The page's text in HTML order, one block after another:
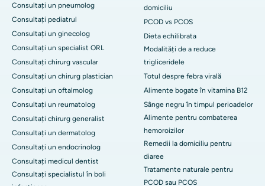
Consultați un pneumolog
Consultați pediatrul
Consultați un ginecolog
Consultați un specialist ORL
Consultați chirurg vascular
Consultați un chirurg plastician
Consultați un oftalmolog
Consultați un reumatolog
Consultați chirurg generalist
Consultați un dermatolog
Consultați un endocrinolog
Consultați medicul dentist
Consultați specialistul în boli
domiciliu
PCOD vs PCOS
Dieta echilibrata
Modalități de a reduce
trigliceridele
Totul despre febra virală
Alimente bogate în vitamina B12
Sânge negru în timpul perioadelor
Alimente pentru combaterea
hemoroizilor
Remedii la domiciliu pentru
diaree
Tratamente naturale pentru
PCOD sau PCOS